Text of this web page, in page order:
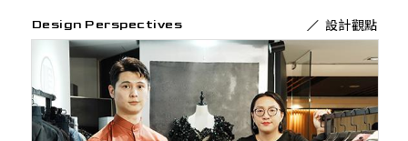
Design Perspectives 設計觀點